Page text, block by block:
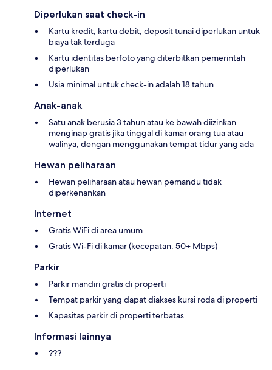
Diperlukan saat check-in
Kartu kredit, kartu debit, deposit tunai diperlukan untuk
biaya tak terduga
Kartu identitas berfoto yang diterbitkan pemerintah
diperlukan
Usia minimal untuk check-in adalah 18 tahun
Anak-anak
Satu anak berusia 3 tahun atau ke bawah diizinkan
menginap gratis jika tinggal di kamar orang tua atau
walinya, dengan menggunakan tempat tidur yang ada
Hewan peliharaan
Hewan peliharaan atau hewan pemandu tidak
diperkenankan
Internet
Gratis WiFi di area umum
Gratis Wi-Fi di kamar (kecepatan: 50+ Mbps)
Parkir
Parkir mandiri gratis di properti
Tempat parkir yang dapat diakses kursi roda di properti
Kapasitas parkir di properti terbatas
Informasi lainnya
???